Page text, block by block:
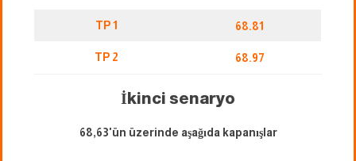
TP 1 68.81
TP 2 68.97
İkinci senaryo
68,63'ün üzerinde aşağıda kapanışlar